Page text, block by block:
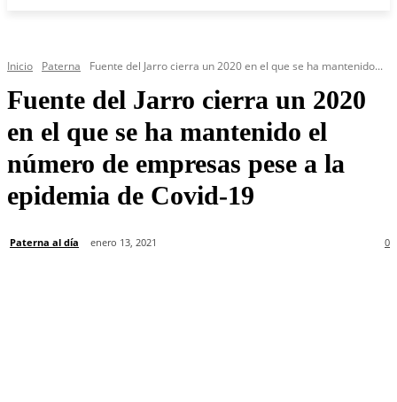
Inicio Paterna Fuente del Jarro cierra un 2020 en el que se ha mantenido...
Fuente del Jarro cierra un 2020
en el que se ha mantenido el
número de empresas pese a la
epidemia de Covid-19
Paterna al día enero 13, 2021 0